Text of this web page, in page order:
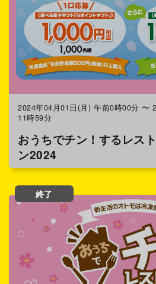
2024年04月01日(月) 午前0時00分 〜
11時59分
おうちでチン！するレス
ン2024
終了